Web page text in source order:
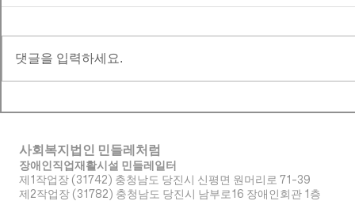
댓글을 입력하세요.
사회복지법인 민들레처럼
장애인직업재활시설 민들레일터
제1작업장 (31742) 충청남도 당진시 신평면 원머리로 71-39
​제2작업장 (31782) 충청남도 당진시 남부로16 장애인회관 1층